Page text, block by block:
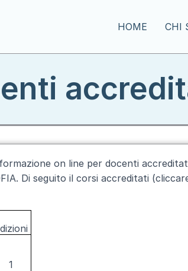
HOME CHI
on line per docenti
Di seguito il corsi accreditati
1